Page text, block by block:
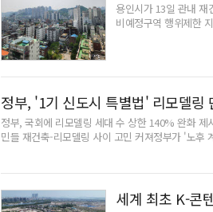
수요·유동인구 확보가
은 단지 내 상가는 일
의 경쟁이 상대적으
블록이며 대단지 아파
로 갖고 있으며 사업지
있다. 또 11호실 공급
명품 브랜드 대상을 수
이 지역 부동산 업계
교(예정)를 비롯 영신
는 "스트리트형 상가의
용인시가 13일 관내 재
비예정구역 행위제한
동 201-3번지 일원),
구 구갈동 385-1번지
원) 등 6곳이다.제한되
물의 건축(집합건축물
재건축 정비예정구역
이내의 기간을 정해 건
으로, 정비구역·정비
과 투기 목적으로 이
날 자동 해제된다. 행
정부, '1기 신도시 특별법' 리모델링
정부, 국회에 리모델링 세대 수 상한 140% 완화
민들 재건축-리모델링 사이 고민 커져정부가 '노후
진하는 단지에 가구 수를 21%까지 늘릴 수 있는
니라 조성 후 20년이 넘은 노후 택지개발지구에
140% 완화하는 특례를 주는 방안을 국회에 제시했
수 있다. 140%를 완화하면 21%까지 세대가 증가
세계 최초 K-콘